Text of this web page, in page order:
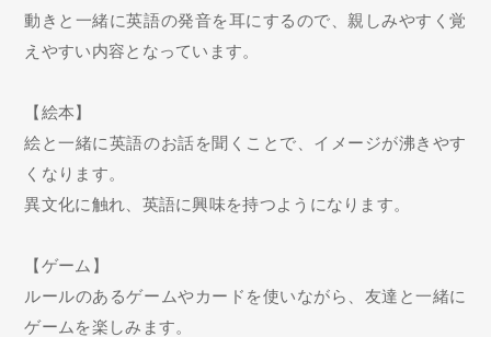
動きと一緒に英語の発音を耳にするので、親しみやすく覚
えやすい内容となっています。
【絵本】
絵と一緒に英語のお話を聞くことで、イメージが沸きやす
くなります。
異文化に触れ、英語に興味を持つようになります。
【ゲーム】
ルールのあるゲームやカードを使いながら、友達と一緒に
ゲームを楽しみます。